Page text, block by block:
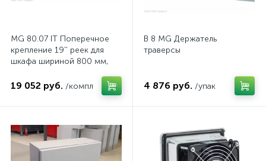
MG 80.07 IT Поперечное
крепление 19'' реек для
шкафа шириной 800 мм,
19 052 руб. /компл
B 8 MG Держатель
траверсы
4 876 руб. /упак